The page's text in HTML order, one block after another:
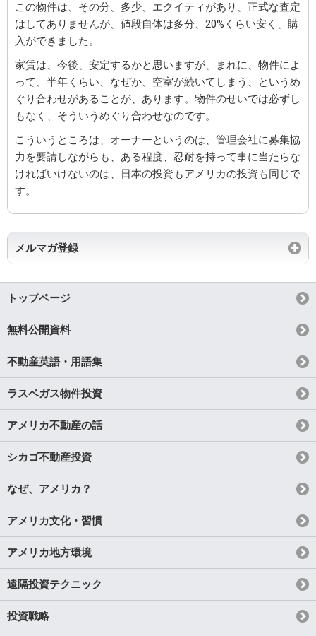
この物件は、その分、多少、エクイティがあり、正式な査定
はしてありませんが、値段自体は多分、20%くらい安く、購
入ができました。
家賃は、今後、安定するかと思いますが、まれに、物件によ
って、半年くらい、なぜか、空室が続いてしまう、というめ
ぐり合わせがあることが、あります。物件のせいでは必ずし
もなく、そういうめぐり合わせなのです。
こういうところは、オーナーというのは、管理会社に募集協
力を要請しながらも、ある程度、忍耐を持って事に当たらな
ければいけないのは、日本の投資もアメリカの投資も同じで
す。
メルマガ登録
トップページ
無料公開資料
不動産英語・用語集
ラスベガス物件投資
アメリカ不動産の話
シカゴ不動産投資
なぜ、アメリカ？
アメリカ文化・習慣
アメリカ地方環境
遠隔投資テクニック
投資戦略